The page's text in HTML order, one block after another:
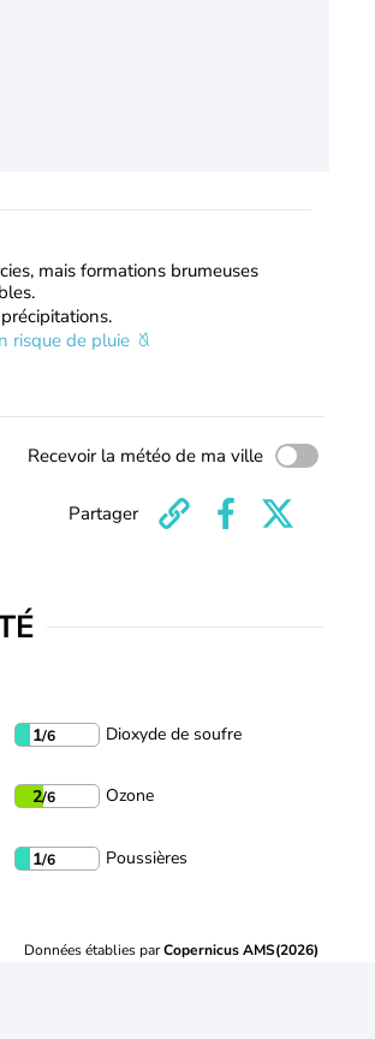
mais formations brumeuses
risque de pluie
Recevoir la météo de ma ville
Partager
1/6 Dioxyde de soufre
2/6 Ozone
1/6 Poussières
Données établies parCopernicus AMS(2026)